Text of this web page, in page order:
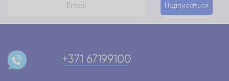
Подписаться
+371 67199100